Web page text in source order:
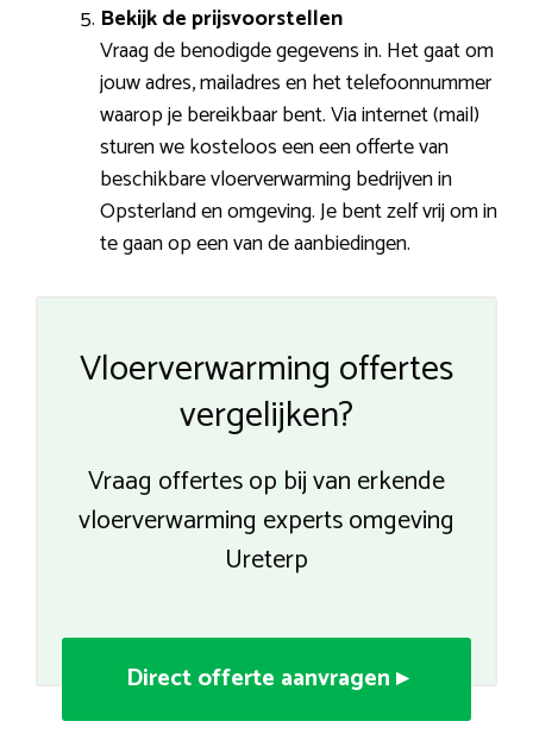
Bekijk de prijsvoorstellen
Vraag de benodigde gegevens in. Het gaat om
jouw adres, mailadres en het telefoonnummer
waarop je bereikbaar bent. Via internet (mail)
sturen we kosteloos een een offerte van
beschikbare vloerverwarming bedrijven in
Opsterland en omgeving. Je bent zelf vrij om in
te gaan op een van de aanbiedingen.
Vloerverwarming offertes
vergelijken?
Vraag offertes op bij van erkende
vloerverwarming experts omgeving
Ureterp
Direct offerte aanvragen ▸